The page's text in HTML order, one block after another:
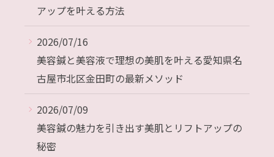
アップを叶える方法
2026/07/16
美容鍼と美容液で理想の美肌を叶える愛知県名
古屋市北区金田町の最新メソッド
2026/07/09
美容鍼の魅力を引き出す美肌とリフトアップの
秘密